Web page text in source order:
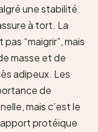
une stabilité
à tort. La
“maigrir”, mais
masse et de
adipeux. Les
de
mais c’est le
apport protéique